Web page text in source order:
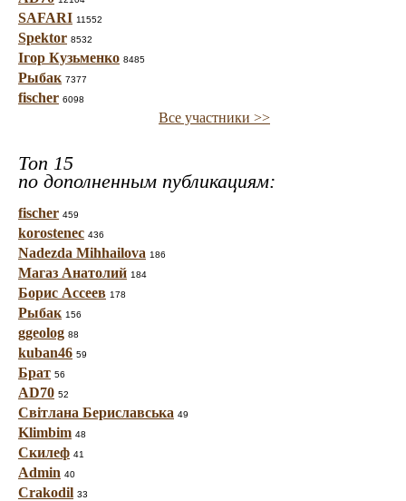
SAFARI 11552
Spektor 8532
Ігор Кузьменко 8485
Рыбак 7377
fischer 6098
Все участники >>
Топ 15
по дополненным публикациям:
fischer 459
korostenec 436
Nadezda Mihhailova 186
Магаз Анатолий 184
Борис Ассеев 178
Рыбак 156
ggeolog 88
kuban46 59
Брат 56
AD70 52
Світлана Бериславська 49
Klimbim 48
Скилеф 41
Admin 40
Crakodil 33